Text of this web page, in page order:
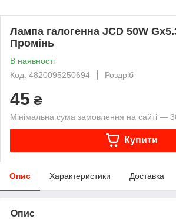
Лампа галогенна JCD 50W
Промінь
В наявності
Код: 4820095250694
Роздріб
45 ₴
Мінімальна сума замовлення на сайті —
Купити
Опис Характеристики Доставка
Опис